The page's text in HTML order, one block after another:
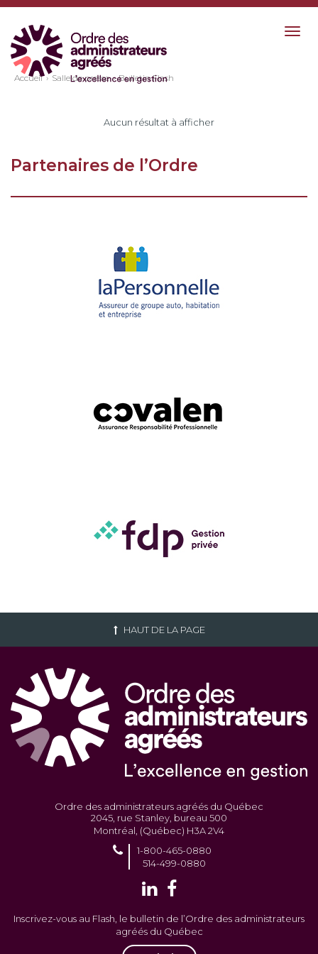
Accueil Salle de presse Bulletin Flash
Aucun résultat à afficher
Partenaires de l’Ordre
HAUT DE LA PAGE
Ordre des administrateurs agréés du Québec
2045, rue Stanley, bureau 500
Montréal, (Québec) H3A 2V4
1-800-465-0880
514-499-0880
Inscrivez-vous au Flash, le bulletin de l’Ordre des administrateurs
agréés du Québec